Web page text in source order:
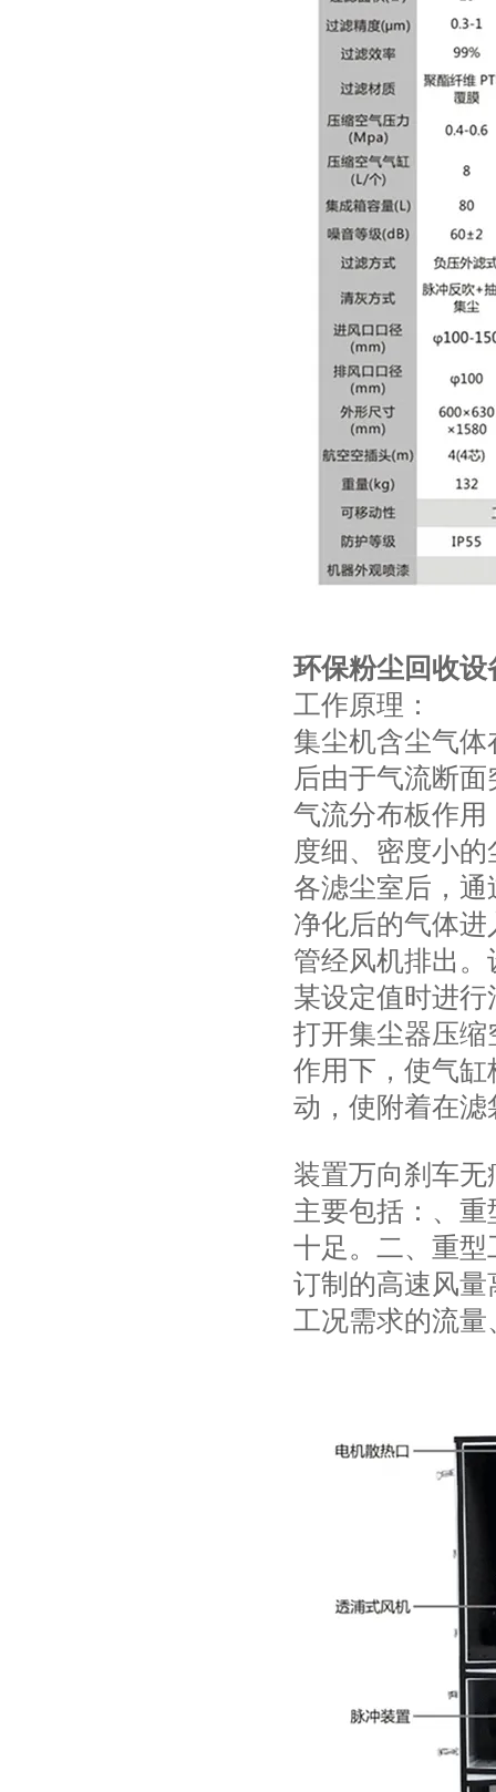
环保粉尘回收设
工作原理：
集尘机含尘气
后由于气流断面
气流分布板作
度细、密度小的
各滤尘室后，
净化后的气体
管经风机排出
某设定值时进行
打开集尘器压
作用下，使气
动，使附着在
装置万向刹车
主要包括：、
十足。二、重
订制的高速风
工况需求的流